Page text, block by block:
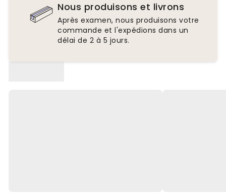
Nous produisons et livrons
Après examen, nous produisons votre
commande et l'expédions dans un
délai de 2 à 5 jours.